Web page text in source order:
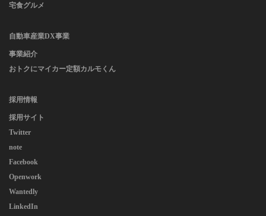
宅食グルメ
自動車産業DX事業
事業紹介
おトクにマイカー定額カルモくん
採用情報
採用サイト
Twitter
note
Facebook
Openwork
Wantedly
LinkedIn